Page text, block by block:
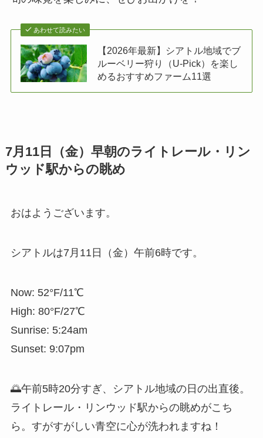
あわせて読みたい
【2026年最新】シアトル地域でブ
ルーベリー狩り（U-Pick）を楽し
めるおすすめファーム11選
7月11日（金）早朝のライトレール・リン
ウッド駅からの眺め
おはようございます。
シアトルは7月11日（金）午前6時です。
Now: 52°F/11℃
High: 80°F/27℃
Sunrise: 5:24am
Sunset: 9:07pm
🌅午前5時20分すぎ、シアトル地域の日の出直後。
ライトレール・リンウッド駅からの眺めがこち
ら。すがすがしい青空に心が洗われますね！